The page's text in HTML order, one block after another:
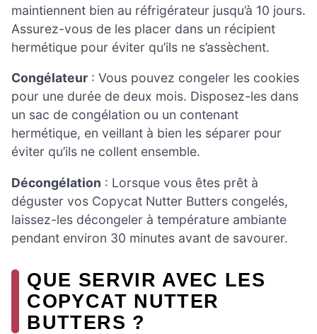
maintiennent bien au réfrigérateur jusqu’à 10 jours.
Assurez-vous de les placer dans un récipient
hermétique pour éviter qu’ils ne s’assèchent.
Congélateur : Vous pouvez congeler les cookies
pour une durée de deux mois. Disposez-les dans
un sac de congélation ou un contenant
hermétique, en veillant à bien les séparer pour
éviter qu’ils ne collent ensemble.
Décongélation : Lorsque vous êtes prêt à
déguster vos Copycat Nutter Butters congelés,
laissez-les décongeler à température ambiante
pendant environ 30 minutes avant de savourer.
QUE SERVIR AVEC LES
COPYCAT NUTTER
BUTTERS ?